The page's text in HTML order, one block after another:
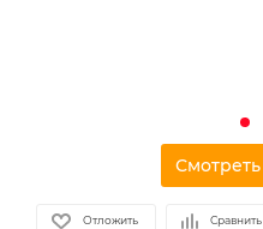
Отложить Сравнить